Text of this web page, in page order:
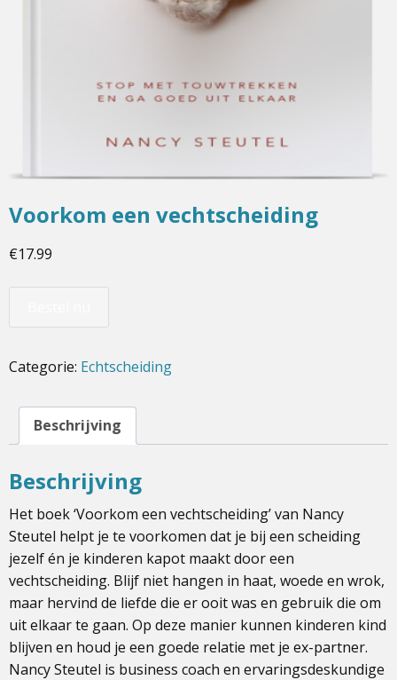
Voorkom een vechtscheiding
€17.99
Categorie: Echtscheiding
Beschrijving
Beschrijving
Het boek ‘Voorkom een vechtscheiding’ van Nancy
Steutel helpt je te voorkomen dat je bij een scheiding
jezelf én je kinderen kapot maakt door een
vechtscheiding. Blijf niet hangen in haat, woede en wrok,
maar hervind de liefde die er ooit was en gebruik die om
uit elkaar te gaan. Op deze manier kunnen kinderen kind
blijven en houd je een goede relatie met je ex-partner.
Nancy Steutel is business coach en ervaringsdeskundige